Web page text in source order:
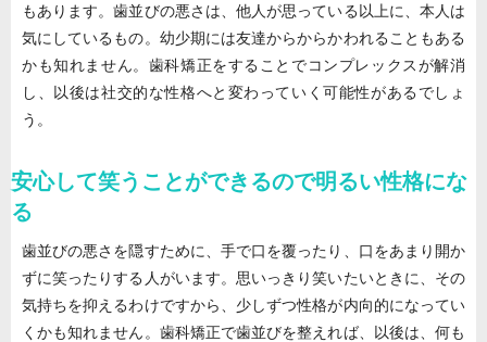
もあります。歯並びの悪さは、他人が思っている以上に、本人は
気にしているもの。幼少期には友達からからかわれることもある
かも知れません。歯科矯正をすることでコンプレックスが解消
し、以後は社交的な性格へと変わっていく可能性があるでしょ
う。
安心して笑うことができるので明るい性格にな
る
歯並びの悪さを隠すために、手で口を覆ったり、口をあまり開か
ずに笑ったりする人がいます。思いっきり笑いたいときに、その
気持ちを抑えるわけですから、少しずつ性格が内向的になってい
くかも知れません。歯科矯正で歯並びを整えれば、以後は、何も